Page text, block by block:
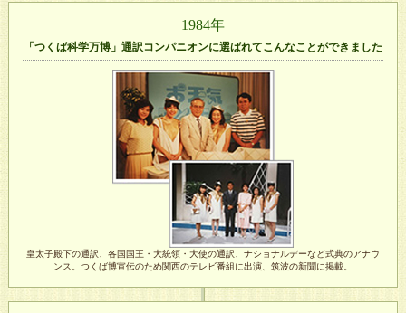
1984年
「つくば科学万博」通訳コンパニオンに選ばれてこんなことができました
皇太子殿下の通訳、各国国王・大統領・大使の通訳、ナショナルデーなど式典のアナウ
ンス。つくば博宣伝のため関西のテレビ番組に出演、筑波の新聞に掲載。